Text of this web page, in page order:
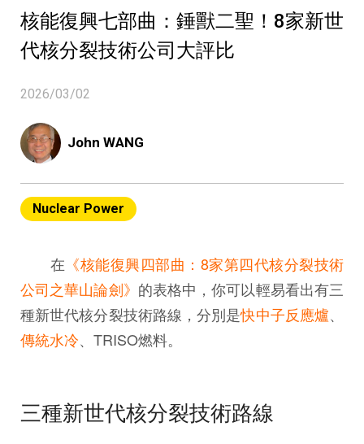
核能復興七部曲：錘獸二聖！8家新世
代核分裂技術公司大評比
2026/03/02
John WANG
Nuclear Power
在 《核能復興四部曲：8家第四代核分裂技術
公司之華山論劍》 的表格中，你可以輕易看出有三
種新世代核分裂技術路線，分別是快中子反應爐、
傳統水冷、TRISO燃料。
三種新世代核分裂技術路線